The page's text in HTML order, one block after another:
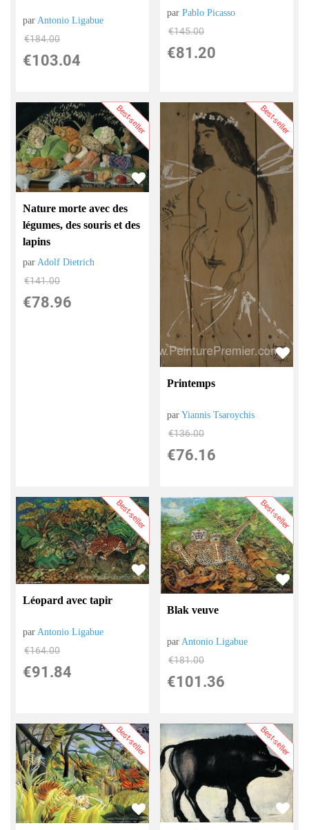
par Antonio Ligabue
€184.00
€103.04
parPablo Picasso
€145.00
€81.20
Best-seller
Nature morte avec des
légumes, des souris et des
lapins
parAdolf Dietrich
€141.00
€78.96
Best-seller
Printemps
parYiannis Tsaroychis
€136.00
€76.16
Best-seller
Léopard avec tapir
parAntonio Ligabue
€164.00
€91.84
Best-seller
Blak veuve
parAntonio Ligabue
€181.00
€101.36
Best-seller Best-seller